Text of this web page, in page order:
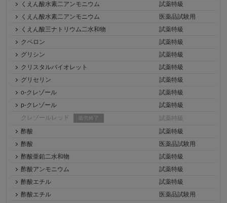
くえん酸水素二アンモニウム
試薬特級
くえん酸水素二アンモニウム
医薬品試験用
くえん酸三ナトリウム二水和物
試薬特級
クペロン
試薬特級
グリシン
試薬特級
クリスタルバイオレット
試薬特級
グリセリン
試薬特級
o-クレゾール
試薬特級
p-クレゾール
試薬特級
クレゾールレッド
販売終了
試薬特級
酢酸
試薬特級
酢酸
医薬品試験用
酢酸亜鉛二水和物
試薬特級
酢酸アンモニウム
試薬特級
酢酸エチル
試薬特級
酢酸エチル
医薬品試験用